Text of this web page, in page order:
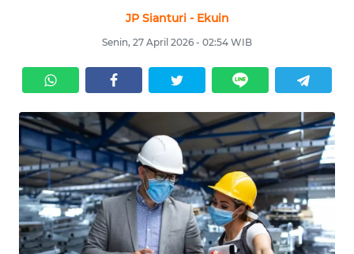
JP Sianturi - Ekuin
Senin, 27 April 2026 - 02:54 WIB
KRIMINAL
EKUIN
SAINS-TEKNO
KESEHATAN
INTERNASIONAL